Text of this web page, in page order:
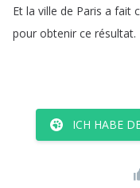
Et la ville de Paris a fait
pour obtenir ce résultat.
ICH HABE